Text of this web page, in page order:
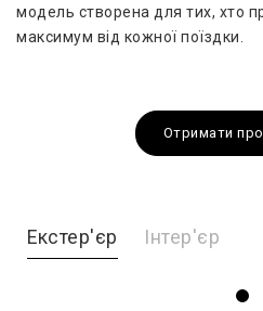
модель створена для тих, хто
максимум від кожної поїздки.
Отримати
Екстер'єр Інтер'єр